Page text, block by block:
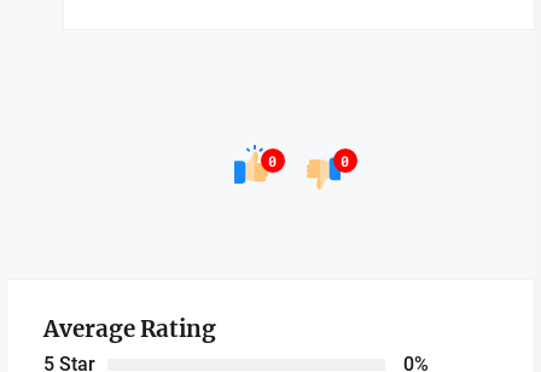
0 0
Average Rating
5 Star 0%